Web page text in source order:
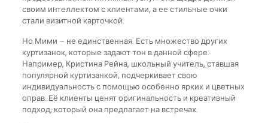
своим интеллектом с клиентами, а ее стильные очки
стали визитной карточкой.
Но Мими – не единственная. Есть множество других
куртизанок, которые задают тон в данной сфере.
Например, Кристина Рейна, школьный учитель, ставшая
популярной куртизанкой, подчеркивает свою
индивидуальность с помощью особенно ярких и цветных
оправ. Её клиенты ценят оригинальность и креативный
подход, который она предлагает на встречах.